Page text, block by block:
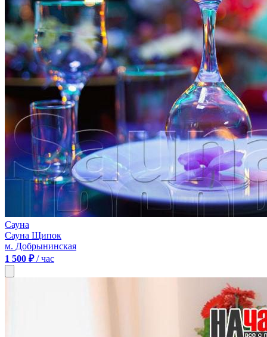
Сауна
Сауна Щипок
м. Добрынинская
1 500 ₽/ час